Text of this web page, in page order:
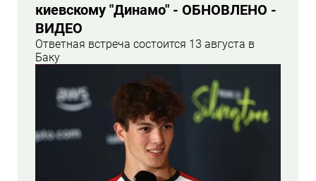
киевскому "Динамо" - ОБНОВЛЕНО -
ВИДЕО
Ответная встреча состоится 13 августа в
Баку